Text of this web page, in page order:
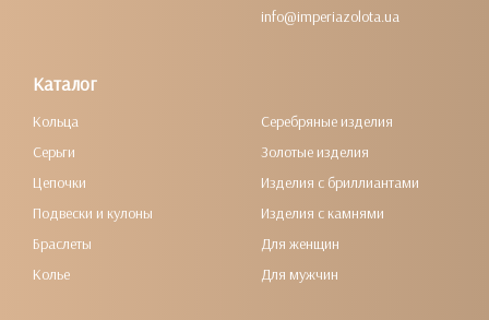
info@imperiazolota.ua
Каталог
Кольца
Серьги
Цепочки
Подвески и кулоны
Браслеты
Колье
Серебряные изделия
Золотые изделия
Изделия с бриллиантами
Изделия с камнями
Для женщин
Для мужчин